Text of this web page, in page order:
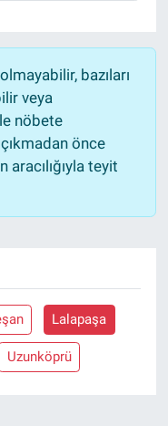
bazıları
veya
nöbete
önce
teyit
Lalapaşa
Uzunköprü